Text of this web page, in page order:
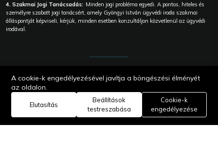
4. Szakmai Jogi Tanácsadás: Minden jogi probléma egyedi. A pontos, hiteles és
személyre szabott jogi tanácsért, amely Gyöngyi István ügyvédi iroda szakmai
álláspontját képviseli, kérjük, minden esetben konzultáljon közvetlenül az ügyvédi
irodával.
Gyöngyi
Ügyvédi iroda
| Webes
megoldás |
Core:
Technology
Edit Master |
A cookie-k engedélyezésével javítja a böngészési élményét
az oldalon.
Elutasítás
Beállítások
testreszabása
Cookie-k
engedélyezése